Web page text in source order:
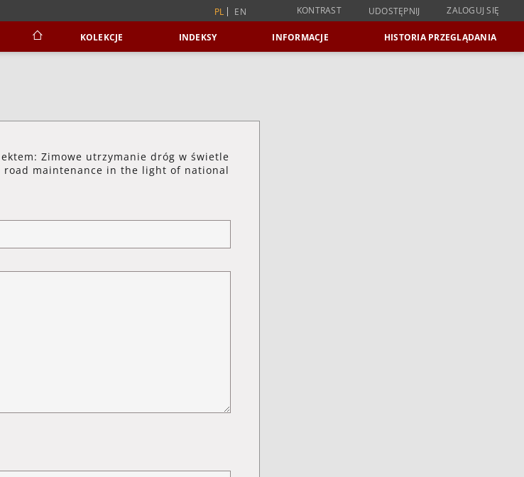
PL EN KONTRAST UDOSTĘPNIJ ZALOGUJ SIĘ
KOLEKCJE INDEKSY INFORMACJE HISTORIA PRZEGLĄDANIA
Zimowe utrzymanie dróg w świetle
road maintenance in the light of national